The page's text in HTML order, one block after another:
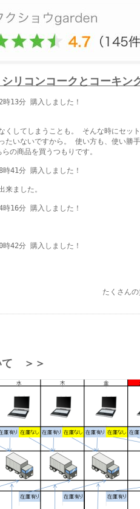
リコンコークとコーキン
13分 購入しました！
くしてしまうことも。 そんな時にセッ
たいないですから。 使い方も、使い勝
の商品を買うつもりです。
41分 購入しました！
来ました。
16分 購入しました！
42分 購入しました！
たくさん
て ＞＞